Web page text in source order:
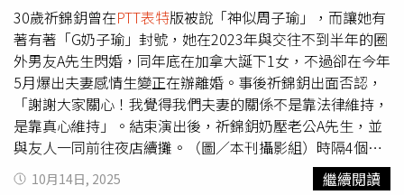
在 Instagram 查看這則貼文 從 Instagram 分享的貼文
30歲祈錦鈅曾在PTT表特版被說「神似周子瑜」，而讓她有
著有著「G奶子瑜」封號，她在2023年與交往不到半年的圈
外男友A先生閃婚，同年底在加拿大誕下1女，不過卻在今年
5月爆出夫妻感情生變正在辦離婚。事後祈錦鈅出面否認，
「謝謝大家關心！我覺得我們夫妻的關係不是靠法律維持，
是靠真心維持」。結束演出後，祈錦鈅奶壓老公A先生，並
與友人一同前往夜店續攤。（圖／本刊攝影組）時隔4個
月，時報周刊CTWANT直擊夫妻倆感情依舊甜蜜。9月6日深
10月14日, 2025 繼續閱讀